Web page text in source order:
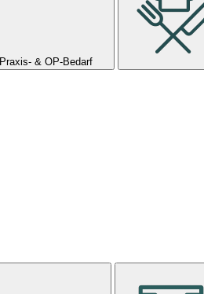
Praxis- & OP-Bedarf